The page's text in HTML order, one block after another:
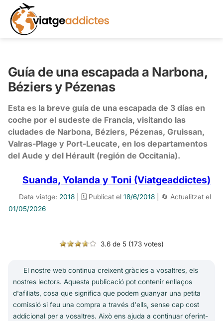
Guía de una escapada a Narbona,
Béziers y Pézenas
Esta es la breve guía de una escapada de 3 días en
coche por el sudeste de Francia, visitando las
ciudades de Narbona, Béziers, Pézenas, Gruissan,
Valras-Plage y Port-Leucate, en los departamentos
del Aude y del Hérault (región de Occitania).
Suanda, Yolanda y Toni (Viatgeaddictes)
Data viatge: 2018 | 🗓️ Publicat el 18/6/2018 | 🔄 Actualitzat el
01/05/2026
3.6 de 5 (173 votes)
El nostre web continua creixent gràcies a vosaltres, els
nostres lectors. Aquesta publicació pot contenir enllaços
d'afiliats, cosa que significa que podem guanyar una petita
comissió si feu una compra a través d'ells, sense cap cost
addicional per a vosaltres. Això ens ajuda a continuar oferint-